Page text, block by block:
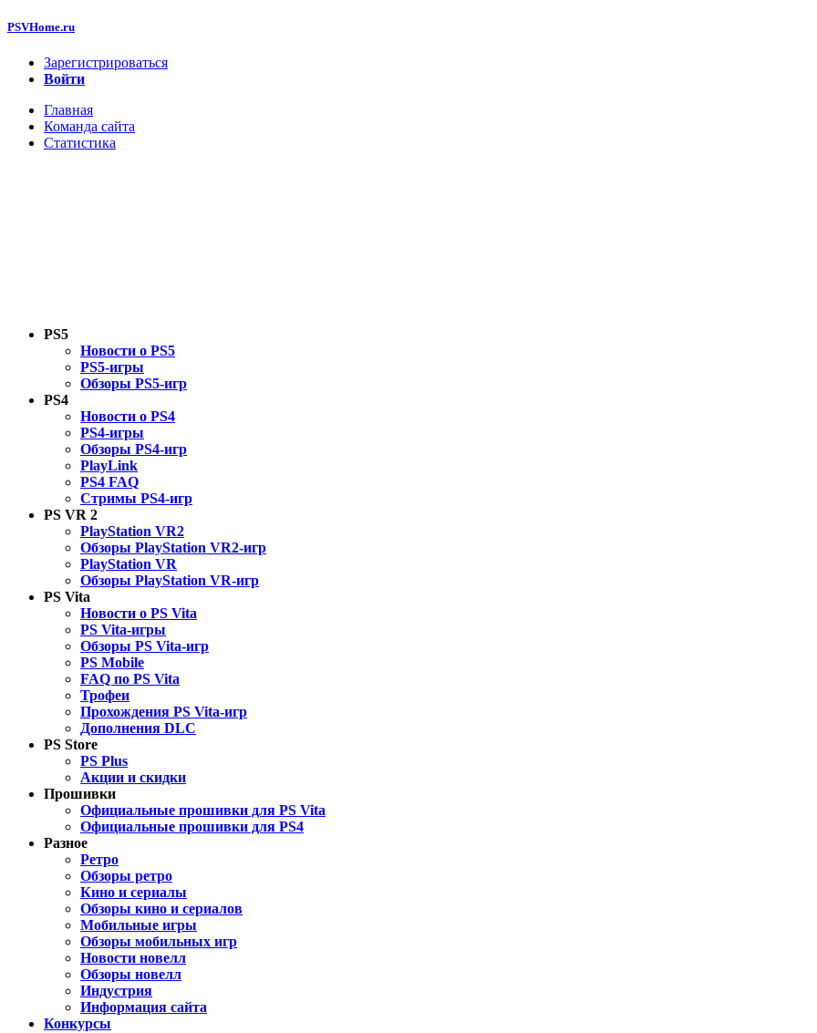
PSVHome.ru
Зарегистрироваться
Войти
Главная
Команда сайта
Статистика
PS5
Новости о PS5
PS5-игры
Обзоры PS5-игр
PS4
Новости о PS4
PS4-игры
Обзоры PS4-игр
PlayLink
PS4 FAQ
Стримы PS4-игр
PS VR 2
PlayStation VR2
Обзоры PlayStation VR2-игр
PlayStation VR
Обзоры PlayStation VR-игр
PS Vita
Новости о PS Vita
PS Vita-игры
Обзоры PS Vita-игр
PS Mobile
FAQ по PS Vita
Трофеи
Прохождения PS Vita-игр
Дополнения DLC
PS Store
PS Plus
Акции и скидки
Прошивки
Официальные прошивки для PS Vita
Официальные прошивки для PS4
Разное
Ретро
Обзоры ретро
Кино и сериалы
Обзоры кино и сериалов
Мобильные игры
Обзоры мобильных игр
Новости новелл
Обзоры новелл
Индустрия
Информация сайта
Конкурсы